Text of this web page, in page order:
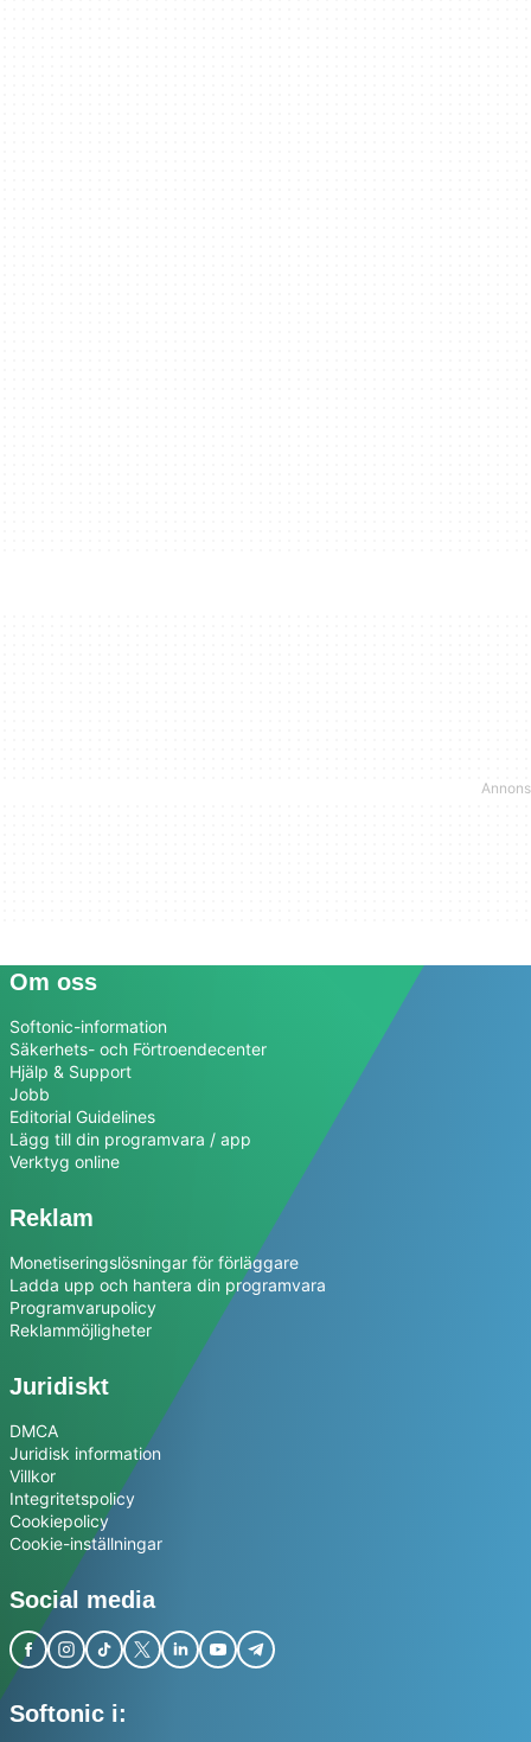
Om oss
Softonic-information
Säkerhets- och Förtroendecenter
Hjälp & Support
Jobb
Editorial Guidelines
Lägg till din programvara / app
Verktyg online
Reklam
Monetiseringslösningar för förläggare
Ladda upp och hantera din programvara
Programvarupolicy
Reklammöjligheter
Juridiskt
DMCA
Juridisk information
Villkor
Integritetspolicy
Cookiepolicy
Cookie-inställningar
Social media
Softonic i: